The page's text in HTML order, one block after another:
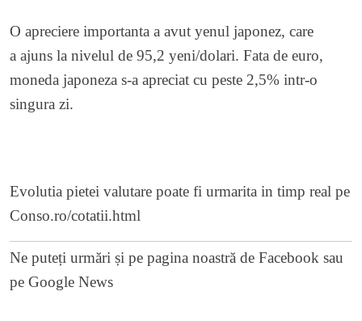
O apreciere importanta a avut yenul japonez, care
a ajuns la nivelul de 95,2 yeni/dolari. Fata de euro,
moneda japoneza s-a apreciat cu peste 2,5% intr-o
singura zi.
Evolutia pietei valutare poate fi urmarita in timp real pe
Conso.ro/cotatii.html
Ne puteți urmări și pe pagina noastră de Facebook sau
pe Google News